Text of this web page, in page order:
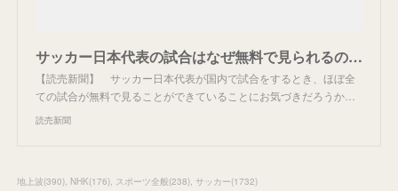
サッカー日本代表の試合はなぜ無料で見られるのか、キーマンが語る「時代逆行」の戦略「自分たちが権利を持つ試合は…」
【読売新聞】 サッカー日本代表が国内で試合をするとき、ほぼ全
ての試合が無料で見ることができていることにお気づきだろうか…
読売新聞
地上波(390) NHK(176) スポーツ全般(238) サッカー(1732)